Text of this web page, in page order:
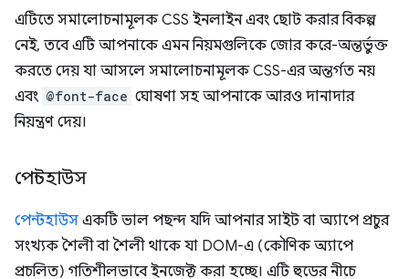
এটিতে সমালোচনামূলক CSS ইনলাইন এবং ছোট করার বিকল্প
নেই, তবে এটি আপনাকে এমন নিয়মগুলিকে জোর করে-অন্তর্ভুক্ত
করতে দেয় যা আসলে সমালোচনামূলক CSS-এর অন্তর্গত নয়
এবং @font-face ঘোষণা সহ আপনাকে আরও দানাদার
নিয়ন্ত্রণ দেয়।
পেন্টহাউস
পেন্টহাউস একটি ভাল পছন্দ যদি আপনার সাইট বা অ্যাপে প্রচুর
সংখ্যক শৈলী বা শৈলী থাকে যা DOM-এ (কৌণিক অ্যাপে
প্রচলিত) গতিশীলভাবে ইনজেক্ট করা হচ্ছে। এটি হুডের নীচে